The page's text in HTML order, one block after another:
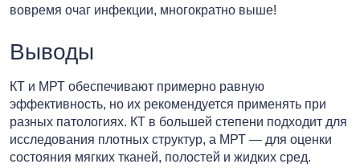
вовремя очаг инфекции, многократно выше!
Выводы
КТ и МРТ обеспечивают примерно равную
эффективность, но их рекомендуется применять при
разных патологиях. КТ в большей степени подходит для
исследования плотных структур, а МРТ — для оценки
состояния мягких тканей, полостей и жидких сред.